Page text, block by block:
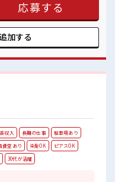
り働く環境が整っていま
プUP目指していきましょ
時給だらけの派遣のお仕事
ます♪ 休憩室で楽しくランチ
応募する
追加する
高収入 長期の仕事
駐車場あり
食堂あり 染髪OK
ピアスOK
30代が活躍